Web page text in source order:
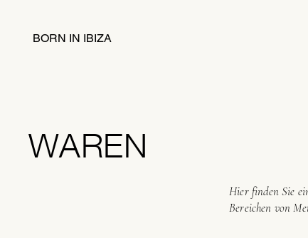
BORN IN IBIZA
WAREN
Hier finden Sie
Bereichen von